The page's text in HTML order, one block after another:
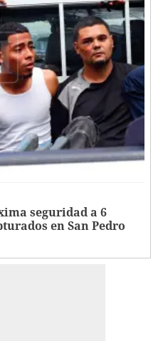
seguridad a 6
en San Pedro